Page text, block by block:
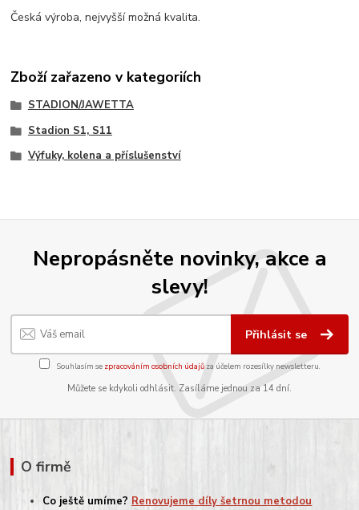
Česká výroba, nejvyšší možná kvalita.
Zboží zařazeno v kategoriích
STADION/JAWETTA
Stadion S1, S11
Výfuky, kolena a příslušenství
Nepropásněte novinky, akce a
slevy!
Přihlásit se
Souhlasím se zpracováním osobních údajůza účelem rozesílky newsletteru.
Můžete se kdykoli odhlásit. Zasíláme jednou za 14 dní.
O firmě
Co ještě umíme? Renovujeme díly šetrnou metodou